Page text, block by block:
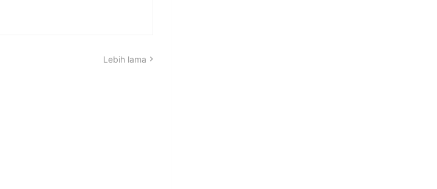
Lebih lama